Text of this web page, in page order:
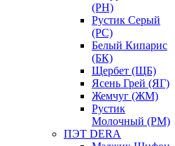
(РН)
Рустик Серый
(РС)
Белый Кипарис
(БК)
Щербет (ЩБ)
Ясень Грей (ЯГ)
Жемчуг (ЖМ)
Рустик
Молочный (РМ)
ПЭТ DERA